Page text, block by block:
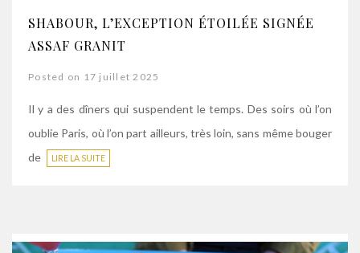
SHABOUR, L’EXCEPTION ÉTOILÉE SIGNÉE
ASSAF GRANIT
Posted on 17 juillet 2025
Il y a des dîners qui suspendent le temps. Des soirs où l’on
oublie Paris, où l’on part ailleurs, très loin, sans même bouger
de
LIRE LA SUITE